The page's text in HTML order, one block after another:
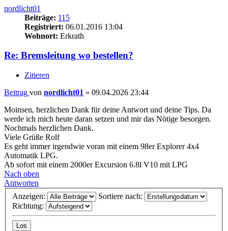
nordlicht01
Beiträge: 115
Registriert: 06.01.2016 13:04
Wohnort: Erkrath
Re: Bremsleitung wo bestellen?
Zitieren
Beitrag von nordlicht01 » 09.04.2026 23:44
Moinsen, herzlichen Dank für deine Antwort und deine Tips. Da
werde ich mich heute daran setzen und mir das Nötige besorgen.
Nochmals herzlichen Dank.
Viele Grüße Rolf
Es geht immer irgendwie voran mit einem 98er Explorer 4x4
Automatik LPG.
Ab sofort mit einem 2000er Excursion 6.8l V10 mit LPG
Nach oben
Antworten
Anzeigen:
Sortiere nach:
Richtung: